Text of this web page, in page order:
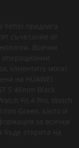
предлага
съчетание от
Всички
клиентите могат
на HUAWEI
5 46mm Black
Fit 4 Pro, Watch
Green, както и
за всички
открита на